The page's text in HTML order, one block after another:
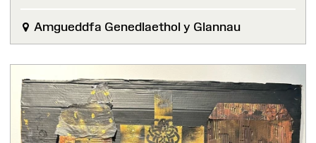
Amgueddfa Genedlaethol y Glannau